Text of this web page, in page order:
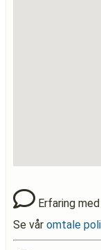
Erfaring
Se vår omtale